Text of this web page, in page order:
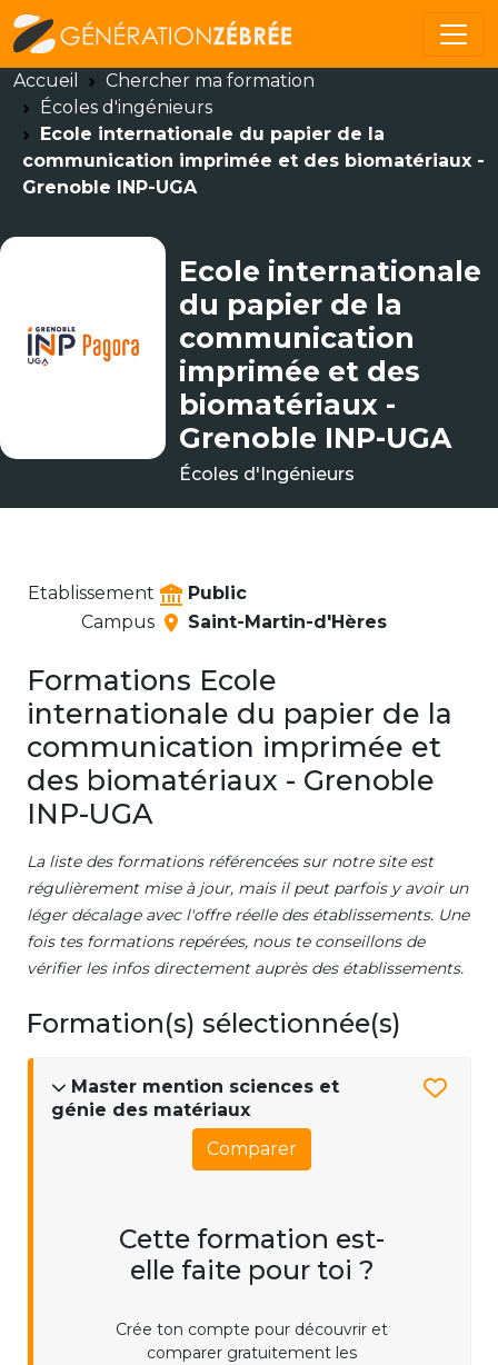
Accueil
Chercher ma formation
Écoles d'ingénieurs
Ecole internationale du papier de la
communication imprimée et des biomatériaux -
Grenoble INP-UGA
Ecole internationale
du papier de la
communication
imprimée et des
biomatériaux -
Grenoble INP-UGA
Écoles d'Ingénieurs
Etablissement
Public
Campus
Saint-Martin-d'Hères
Formations Ecole
internationale du papier de la
communication imprimée et
des biomatériaux - Grenoble
INP-UGA
La liste des formations référencées sur notre site est
régulièrement mise à jour, mais il peut parfois y avoir un
léger décalage avec l'offre réelle des établissements. Une
fois tes formations repérées, nous te conseillons de
vérifier les infos directement auprès des établissements.
Formation(s) sélectionnée(s)
Master mention sciences et
génie des matériaux
Comparer
Cette formation est-
elle faite pour toi ?
Crée ton compte pour découvrir et
comparer gratuitement les